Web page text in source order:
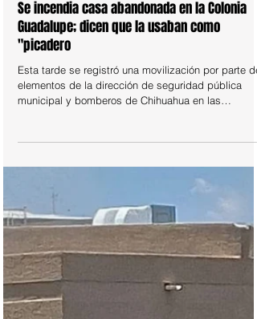
POLICIACA
Se incendia casa abandonada en la Colonia
Guadalupe; dicen que la usaban como
"picadero
Esta tarde se registró una movilización por parte de
elementos de la dirección de seguridad pública
municipal y bomberos de Chihuahua en las
inmediaciones de la Colonia Guadalupe. Trascendió
que varias llamadas al 911 alertaban acerca de un
incendio en casa habitación en la calle privada 5 de